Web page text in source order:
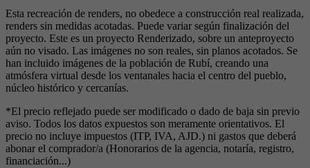
Esta recreación de renders, no obedece a construcción real realizada,
renders sin medidas acotadas. Puede variar según finalización del
proyecto. Este es un proyecto Renderizado, sobre un anteproyecto
aún no visado. Las imágenes no son reales, sin planos acotados. Se
han incluido imágenes de la población de Rubí, creando una
atmósfera virtual desde los ventanales hacia el centro del pueblo,
núcleo histórico y cercanías.
*El precio reflejado puede ser modificado o dado de baja sin previo
aviso. Todos los datos expuestos son meramente orientativos. El
precio no incluye impuestos (ITP, IVA, AJD.) ni gastos que deberá
abonar el comprador/a (Honorarios de la agencia, notaría, registro,
financiación...)